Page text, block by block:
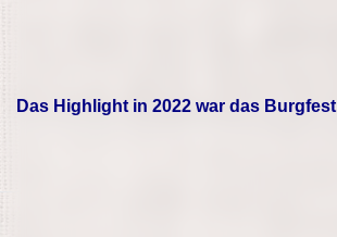
Das Highlight in 2022 war das Burgfest